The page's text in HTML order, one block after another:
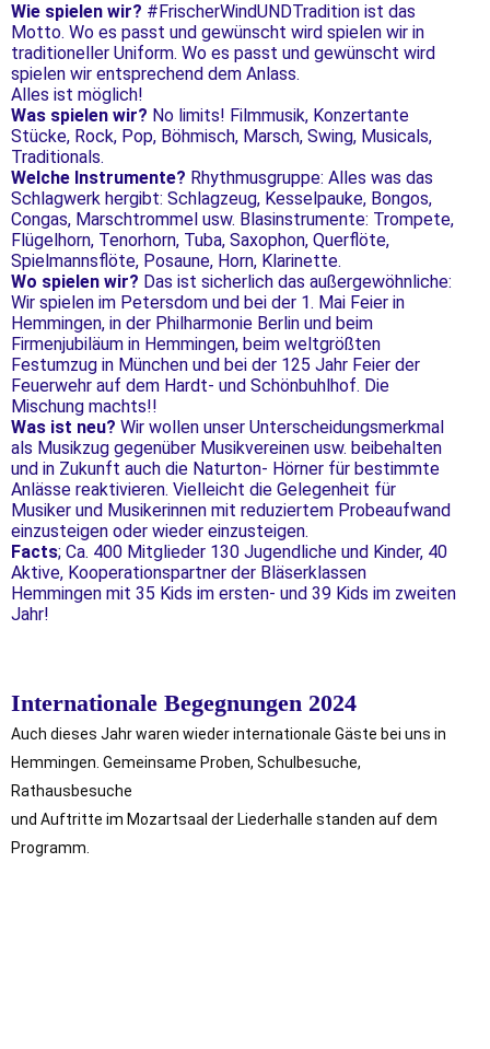
Wie spielen wir? #FrischerWindUNDTradition ist das
Motto. Wo es passt und gewünscht wird spielen wir in
traditioneller Uniform. Wo es passt und gewünscht wird
spielen wir entsprechend dem Anlass.
Alles ist möglich!
Was spielen wir? No limits! Filmmusik, Konzertante
Stücke, Rock, Pop, Böhmisch, Marsch, Swing, Musicals,
Traditionals.
Welche Instrumente? Rhythmusgruppe: Alles was das
Schlagwerk hergibt: Schlagzeug, Kesselpauke, Bongos,
Congas, Marschtrommel usw. Blasinstrumente: Trompete,
Flügelhorn, Tenorhorn, Tuba, Saxophon, Querflöte,
Spielmannsflöte, Posaune, Horn, Klarinette.
Wo spielen wir? Das ist sicherlich das außergewöhnliche:
Wir spielen im Petersdom und bei der 1. Mai Feier in
Hemmingen, in der Philharmonie Berlin und beim
Firmenjubiläum in Hemmingen, beim weltgrößten
Festumzug in München und bei der 125 Jahr Feier der
Feuerwehr auf dem Hardt- und Schönbuhlhof. Die
Mischung machts!!
Was ist neu? Wir wollen unser Unterscheidungsmerkmal
als Musikzug gegenüber Musikvereinen usw. beibehalten
und in Zukunft auch die Naturton- Hörner für bestimmte
Anlässe reaktivieren. Vielleicht die Gelegenheit für
Musiker und Musikerinnen mit reduziertem Probeaufwand
einzusteigen oder wieder einzusteigen.
Facts; Ca. 400 Mitglieder 130 Jugendliche und Kinder, 40
Aktive, Kooperationspartner der Bläserklassen
Hemmingen mit 35 Kids im ersten- und 39 Kids im zweiten
Jahr!
Internationale Begegnungen 2024
Auch dieses Jahr waren wieder internationale Gäste bei uns in
Hemmingen. Gemeinsame Proben, Schulbesuche,
Rathausbesuche
und Auftritte im Mozartsaal der Liederhalle standen auf dem
Programm.